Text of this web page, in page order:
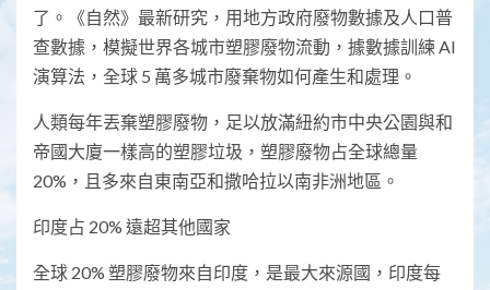
了。《自然》最新研究，用地方政府廢物數據及人口普
查數據，模擬世界各城市塑膠廢物流動，據數據訓練 AI
演算法，全球 5 萬多城市廢棄物如何產生和處理。
人類每年丟棄塑膠廢物，足以放滿紐約市中央公園與和
帝國大廈一樣高的塑膠垃圾，塑膠廢物占全球總量
20%，且多來自東南亞和撒哈拉以南非洲地區。
印度占 20% 遠超其他國家
全球 20% 塑膠廢物來自印度，是最大來源國，印度每